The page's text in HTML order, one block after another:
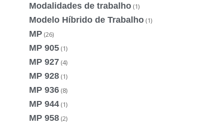
Modalidades de trabalho (1)
Modelo Híbrido de Trabalho (1)
MP (26)
MP 905 (1)
MP 927 (4)
MP 928 (1)
MP 936 (8)
MP 944 (1)
MP 958 (2)